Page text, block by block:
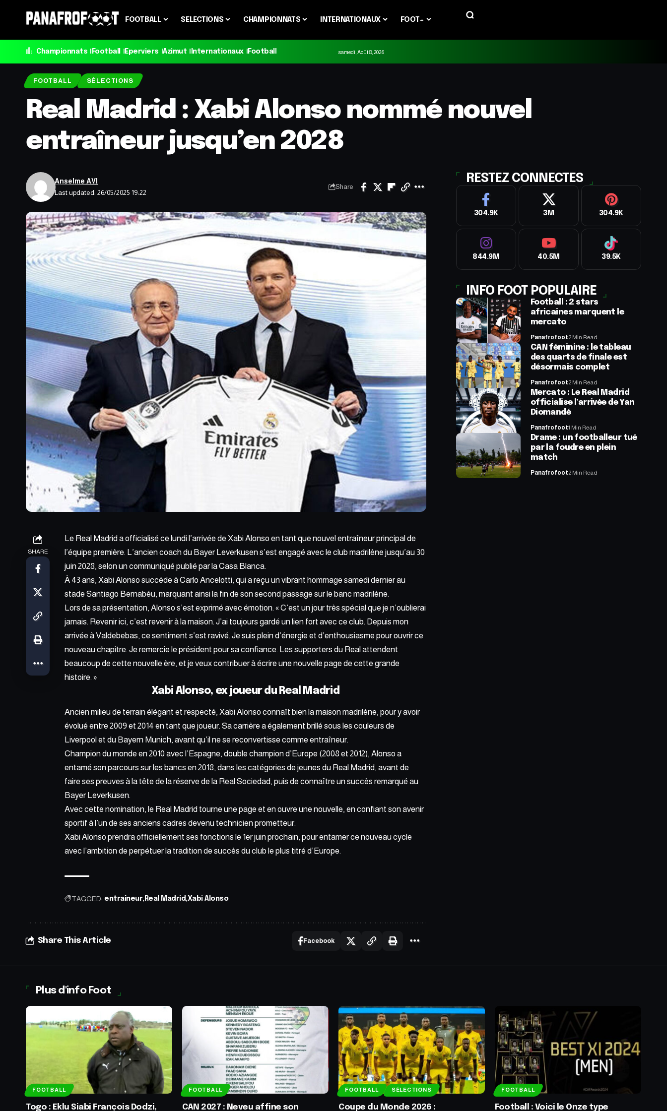
FOOTBALL SELECTIONS CHAMPIONNATS INTERNATIONAUX FOOT+
Championnats Football Eperviers Azimut Internationaux Football samedi, Août 8, 2026
FOOTBALL SÉLECTIONS
Real Madrid : Xabi Alonso nommé nouvel
entraîneur jusqu’en 2028
Last updated: 26/05/2025 19:22
Anselme AVI
Share
SHARE
Le Real Madrid a officialisé ce lundi l’arrivée de Xabi Alonso en tant que nouvel entraîneur principal de
l’équipe première. L’ancien coach du Bayer Leverkusen s’est engagé avec le club madrilène jusqu’au 30
juin 2028, selon un communiqué publié par la Casa Blanca.
À 43 ans, Xabi Alonso succède à Carlo Ancelotti, qui areçu un vibrant hommage samedi dernier au
stade Santiago Bernabéu, marquant ainsi la fin de son second passage sur le banc madrilène.
Lors de sa présentation, Alonso s’est exprimé avec émotion. « C’est un jour très spécial que je n’oublierai
jamais. Revenir ici, c’est revenir à la maison. J’ai toujours gardé un lien fort avec ce club. Depuis mon
arrivée à Valdebebas, ce sentiment s’est ravivé. Je suis plein d’énergie et d’enthousiasme pour ouvrir ce
nouveau chapitre. Je remercie le président pour sa confiance. Les supporters du Real attendent
beaucoup de cette nouvelle ère, et je veux contribuer à écrire une nouvelle page de cette grande
histoire. »
Xabi Alonso, ex joueur du Real Madrid
Ancien milieu de terrain élégant et respecté, Xabi Alonso connaît bien la maison madrilène, pour y avoir
évolué entre 2009 et 2014 en tant que joueur. Sa carrière a également brillé sous les couleurs de
Liverpool et du Bayern Munich, avant qu’il ne se reconvertisse comme entraîneur.
Champion du monde en 2010 avec l’Espagne, double champion d’Europe (2008 et 2012), Alonso a
entamé son parcours sur les bancs en 2018, dans les catégories de jeunes du Real Madrid, avant de
faire ses preuves à la tête de la réserve de la Real Sociedad, puis de connaître un succès remarqué au
Bayer Leverkusen.
Avec cette nomination, le Real Madrid tourne une page et en ouvre une nouvelle, en confiant son avenir
sportif à l’un de ses anciens cadres devenu technicien prometteur.
Xabi Alonso prendra officiellement ses fonctions le 1er juin prochain, pour entamer ce nouveau cycle
avec l’ambition de perpétuer la tradition de succès du club le plus titré d’Europe.
TAGGED: entraîneur Real Madrid Xabi Alonso
Share This Article Facebook
RESTEZ CONNECTES
304.9K 3M 304.9K
844.9M 40.5M 39.5K
INFO FOOT POPULAIRE
Football : 2 stars
africaines marquent le
mercato
Panafrofoot2 Min Read
CAN féminine : le tableau
des quarts de finale est
désormais complet
Panafrofoot2 Min Read
Mercato : Le Real Madrid
officialise l’arrivée de Yan
Diomandé
Panafrofoot1 Min Read
Drame : un footballeur tué
par la foudre en plein
match
Panafrofoot2 Min Read
Plus d'info Foot
FOOTBALL
Togo : Eklu Siabi François Dodzi,
FOOTBALL
CAN 2027 : Neveu affine son
FOOTBALL SÉLECTIONS
Coupe du Monde 2026 :
FOOTBALL
Football : Voici le Onze type